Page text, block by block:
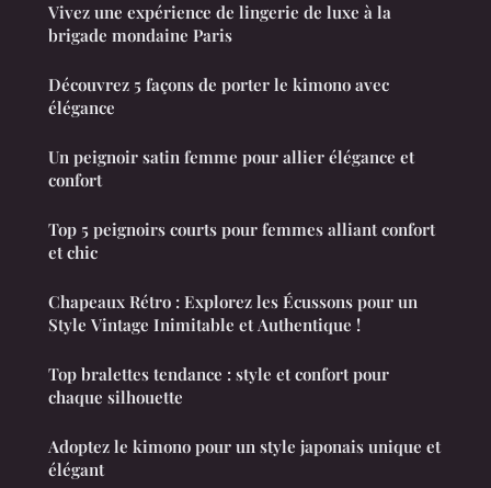
Vivez une expérience de lingerie de luxe à la
brigade mondaine Paris
Découvrez 5 façons de porter le kimono avec
élégance
Un peignoir satin femme pour allier élégance et
confort
Top 5 peignoirs courts pour femmes alliant confort
et chic
Chapeaux Rétro : Explorez les Écussons pour un
Style Vintage Inimitable et Authentique !
Top bralettes tendance : style et confort pour
chaque silhouette
Adoptez le kimono pour un style japonais unique et
élégant